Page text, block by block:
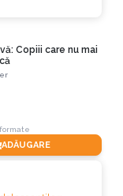
Copiii care nu mai
ADĂUGARE